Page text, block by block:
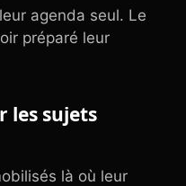
agenda seul. Le
préparé leur
les sujets
là où leur